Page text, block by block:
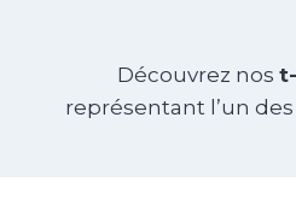
Découvrez nos
représentant l’un des